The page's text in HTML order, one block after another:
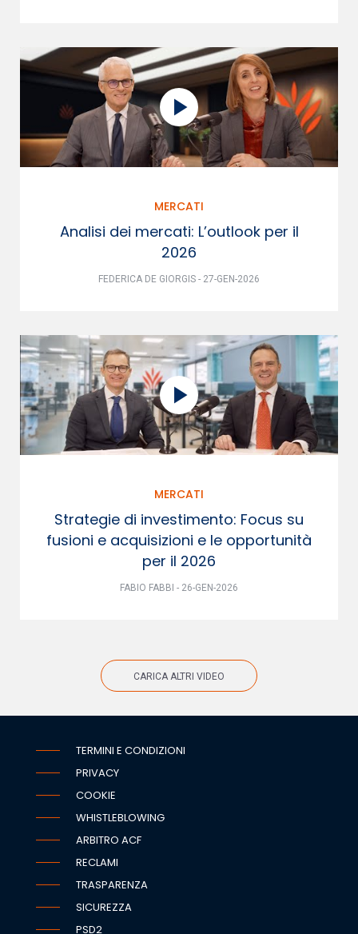
MERCATI
Analisi dei mercati: L’outlook per il
2026
FEDERICA DE GIORGIS - 27-GEN-2026
MERCATI
Strategie di investimento: Focus su
fusioni e acquisizioni e le opportunità
per il 2026
FABIO FABBI - 26-GEN-2026
CARICA ALTRI VIDEO
TERMINI E CONDIZIONI
PRIVACY
COOKIE
WHISTLEBLOWING
ARBITRO ACF
RECLAMI
TRASPARENZA
SICUREZZA
PSD2